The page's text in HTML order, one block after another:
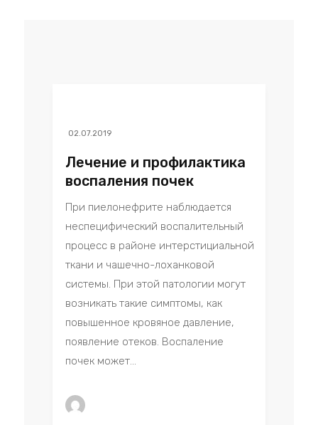
02.07.2019
Лечение и профилактика
воспаления почек
При пиелонефрите наблюдается
неспецифический воспалительный
процесс в районе интерстициальной
ткани и чашечно-лоханковой
системы. При этой патологии могут
возникать такие симптомы, как
повышенное кровяное давление,
появление отеков. Воспаление
почек может...